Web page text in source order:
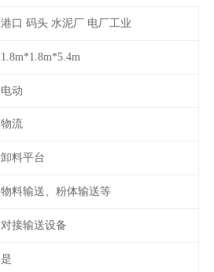
港口 码头 水泥厂 电厂工业
1.8m*1.8m*5.4m
电动
物流
卸料平台
物料输送、粉体输送等
对接输送设备
是